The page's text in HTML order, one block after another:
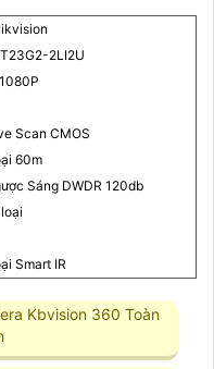
2LI2U
Scan CMOS
60m
Sáng DWDR 120db
Smart IR
Kbvision 360 Toàn